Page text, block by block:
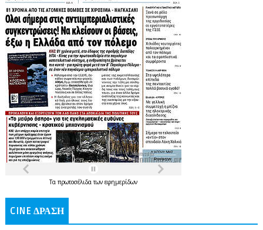
Τα πρωτοσέλιδατων εφημερίδων
CINE ΔΡΑΣΗ